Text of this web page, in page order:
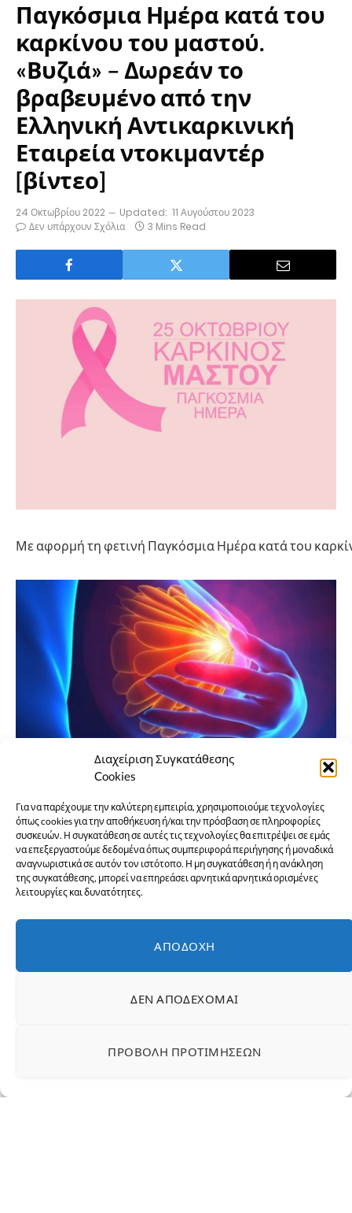
Διαχείριση Συγκατάθεσης
Cookies
Για να παρέχουμε την καλύτερη εμπειρία, χρησιμοποιούμε τεχνολογίες
όπως cookies για την αποθήκευση ή/και την πρόσβαση σε πληροφορίες
συσκευών. Η συγκατάθεση σε αυτές τις τεχνολογίες θα επιτρέψει σε εμάς
να επεξεργαστούμε δεδομένα όπως συμπεριφορά περιήγησης ή μοναδικά
αναγνωριστικά σε αυτόν τον ιστότοπο. Η μη συγκατάθεση ή η ανάκληση
της συγκατάθεσης, μπορεί να επηρεάσει αρνητικά αρνητικά ορισμένες
λειτουργίες και δυνατότητες.
ΑΠΟΔΟΧΉ
ΔΕΝ ΑΠΟΔΈΧΟΜΑΙ
ΠΡΟΒΟΛΉ ΠΡΟΤΙΜΉΣΕΩΝ
Παγκόσμια Ημέρα κατά του
καρκίνου του μαστού.
«Βυζιά» – Δωρεάν το
βραβευμένο από την
Ελληνική Αντικαρκινική
Εταιρεία ντοκιμαντέρ
[βίντεο]
24 Οκτωβρίου 2022 Updated: 11 Αυγούστου 2023
Δεν υπάρχουν Σχόλια
3 Mins Read
Με αφορμή τη φετινή Παγκόσμια Ημέρα κατά του
μαστού
Τα Βυζιά είναι ένα ντοκιμαντέρ που πραγματεύεται